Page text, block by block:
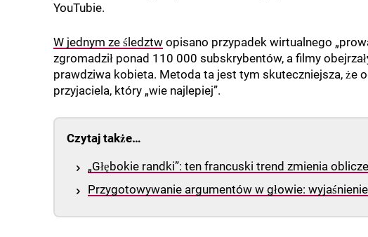
YouTubie.
W jednym ze śledztw opisano przypadek wirtualnego
zgromadził ponad 110 000 subskrybentów, a filmy
prawdziwa kobieta. Metoda ta jest tym skuteczniejsza, że
przyjaciela, który „wie najlepiej”.
Czytaj także…
„Głębokie randki”: ten francuski trend zmienia
Przygotowywanie argumentów w głowie: